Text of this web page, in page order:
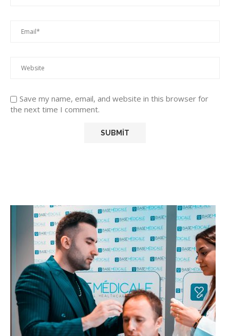
Save my name, email, and website in this browser for
the next time I comment.